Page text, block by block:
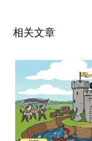
相关文章